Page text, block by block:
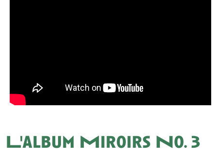
L'album Miroirs No. 3